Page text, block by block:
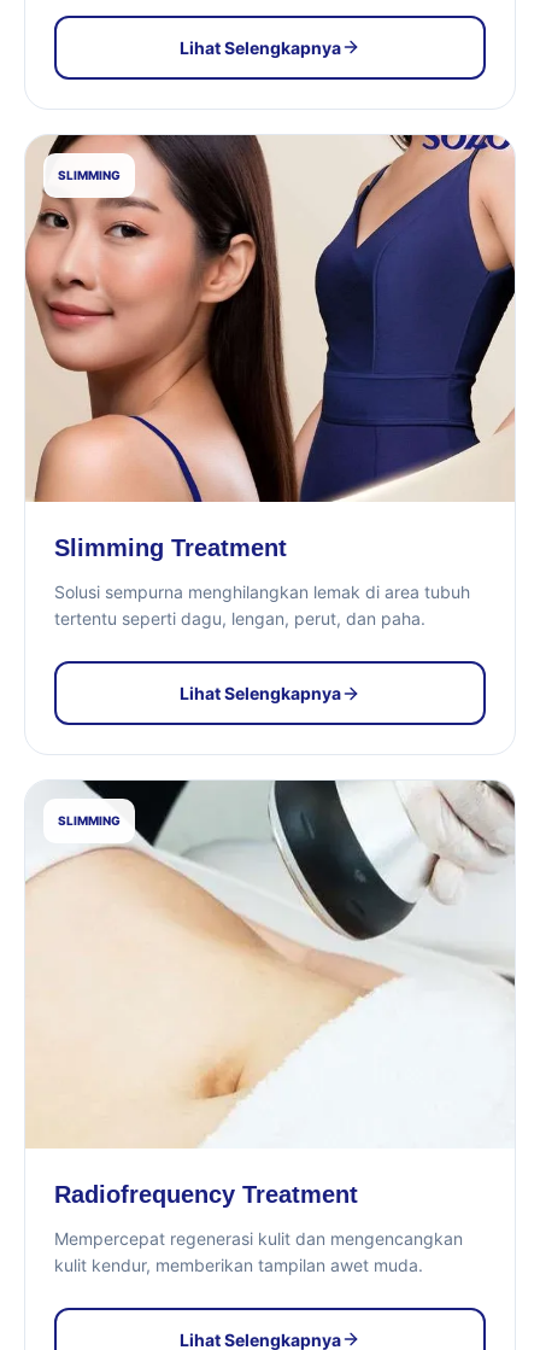
Lihat Selengkapnya
SLIMMING
Slimming Treatment
Solusi sempurna menghilangkan lemak di area tubuh
tertentu seperti dagu, lengan, perut, dan paha.
Lihat Selengkapnya
SLIMMING
Radiofrequency Treatment
Mempercepat regenerasi kulit dan mengencangkan
kulit kendur, memberikan tampilan awet muda.
Lihat Selengkapnya